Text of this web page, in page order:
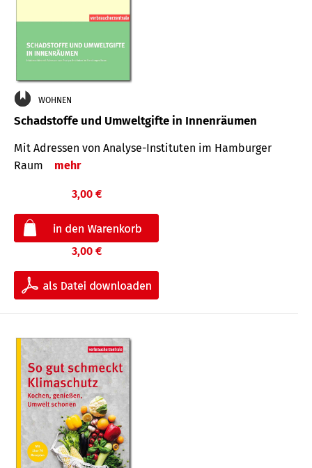
WOHNEN
Schadstoffe und Umweltgifte in Innenräumen
Mit Adressen von Analyse-Insti­tuten im Hamburger
Raum
mehr
3,00 €
3,00 €